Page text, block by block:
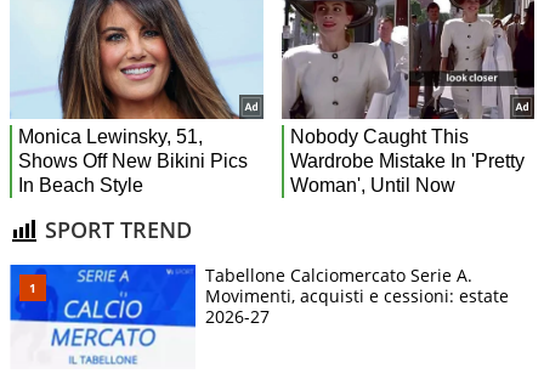
SPORT TREND
Tabellone Calciomercato Serie A.
Movimenti, acquisti e cessioni: estate
2026-27